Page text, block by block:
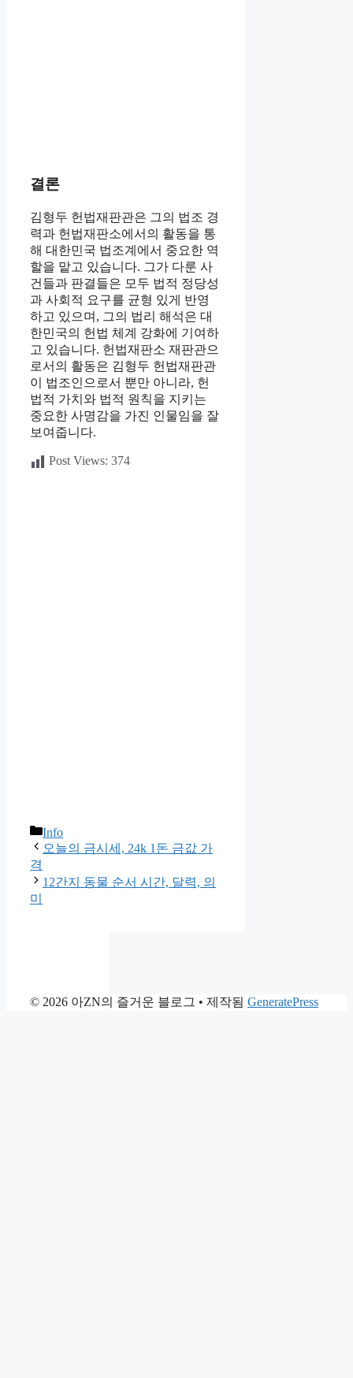
결론
김형두 헌법재판관은 그의 법조 경
력과 헌법재판소에서의 활동을 통
해 대한민국 법조계에서 중요한 역
할을 맡고 있습니다. 그가 다룬 사
건들과 판결들은 모두 법적 정당성
과 사회적 요구를 균형 있게 반영
하고 있으며, 그의 법리 해석은 대
한민국의 헌법 체계 강화에 기여하
고 있습니다. 헌법재판소 재판관으
로서의 활동은 김형두 헌법재판관
이 법조인으로서 뿐만 아니라, 헌
법적 가치와 법적 원칙을 지키는
중요한 사명감을 가진 인물임을 잘
보여줍니다.
Post Views: 374
카
테
리
Info
오늘의 금시세, 24k 1돈 금값 가
격
12간지 동물 순서 시간, 달력, 의
미
© 2026 아ZN의 즐거운 블로그 • 제작됨 GeneratePress